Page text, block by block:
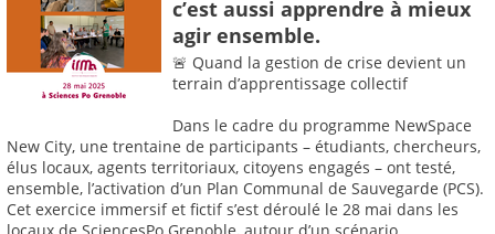
c’est aussi apprendre à mieux
agir ensemble.
🚨 Quand la gestion de crise devient un
terrain d’apprentissage collectif
Dans le cadre du programme NewSpace
New City, une trentaine de participants – étudiants, chercheurs,
élus locaux, agents territoriaux, citoyens engagés – ont testé,
ensemble, l’activation d’un Plan Communal de Sauvegarde (PCS).
Cet exercice immersif et fictif s’est déroulé le 28 mai dans les